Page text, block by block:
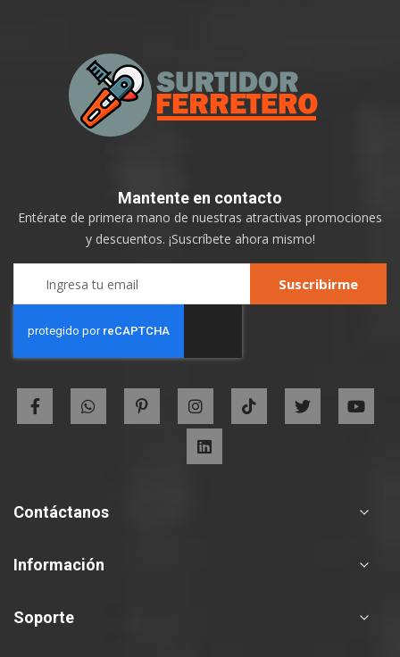
Contáctanos
Información
Soporte
Mantente en contacto
Entérate de primera mano de nuestras atractivas promociones
y descuentos. ¡Suscríbete ahora mismo!
Newsletter:
Suscribirme